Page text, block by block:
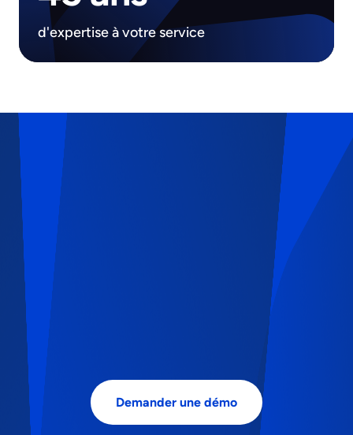
d'expertise à votre service
Demander une démo